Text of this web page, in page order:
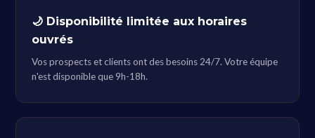
🌙 Disponibilité limitée aux horaires
ouvrés
Vos prospects et clients ont des besoins 24/7. Votre équipe
n'est disponible que 9h-18h.